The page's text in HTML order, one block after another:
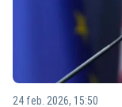
24 feb. 2026, 15:50